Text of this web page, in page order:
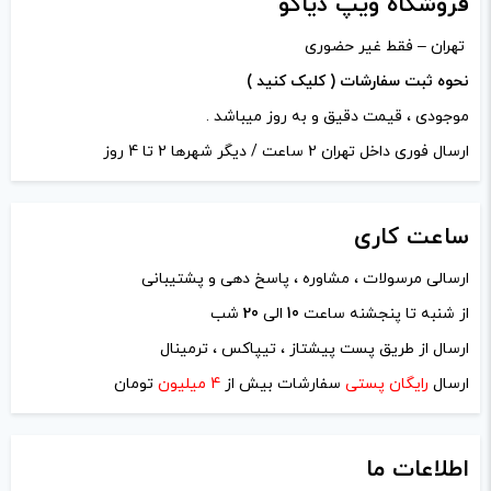
نام*
ایمیل*
تهران – فقط غیر حضوری
نحوه ثبت سفارشات ( کلیک کنید )
موجودی ، قیمت دقیق و به روز میباشد .
ارسال فوری داخل تهران 2 ساعت / دیگر شهرها 2 تا 4 روز
ساعت کاری
ارسالی مرسولات ، مشاوره ، پاسخ دهی و پشتیبانی
از شنبه تا پنجشنه ساعت 10 الی 20 شب
ارسال از طریق پست پیشتاز ، تیپاکس ، ترمینال
ارسال رایگان پستی سفارشات بیش از 4 میلیون تومان
اطلاعات ما